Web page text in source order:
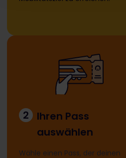
2
Ihren Pass
auswählen
Wähle einen Pass, der deinen